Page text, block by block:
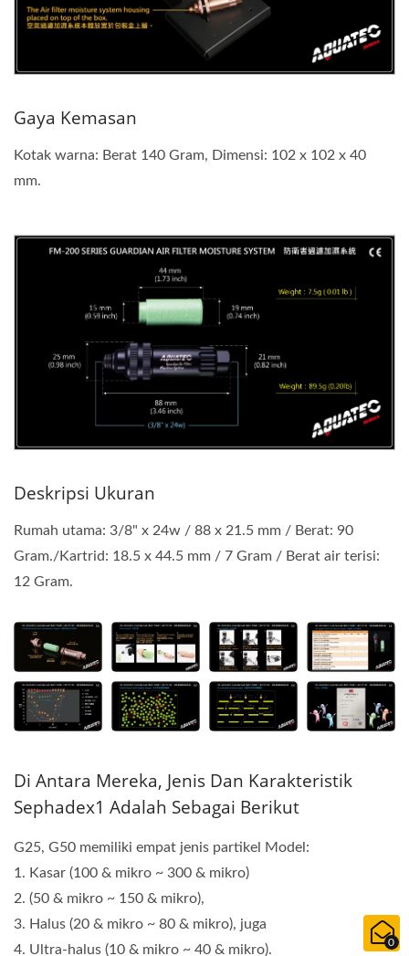
0
Gaya Kemasan
Kotak warna: Berat 140 Gram, Dimensi: 102 x 102 x 40
mm.
Deskripsi Ukuran
Rumah utama: 3/8" x 24w / 88 x 21.5 mm / Berat: 90
Gram./Kartrid: 18.5 x 44.5 mm / 7 Gram / Berat air terisi:
12 Gram.
Di Antara Mereka, Jenis Dan Karakteristik
Sephadex1 Adalah Sebagai Berikut
G25, G50 memiliki empat jenis partikel Model:
1. Kasar (100 & mikro ~ 300 & mikro)
2. (50 & mikro ~ 150 & mikro),
3. Halus (20 & mikro ~ 80 & mikro), juga
4. Ultra-halus (10 & mikro ~ 40 & mikro).